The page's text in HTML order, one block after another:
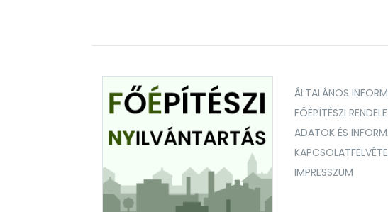
ÁLTALÁNOS
FŐÉPÍTÉSZI
ADATOK ÉS
IMPRESSZUM